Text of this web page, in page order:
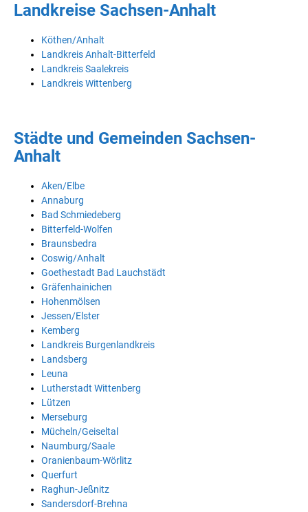
Landkreise Sachsen-Anhalt
Köthen/Anhalt
Landkreis Anhalt-Bitterfeld
Landkreis Saalekreis
Landkreis Wittenberg
Städte und Gemeinden Sachsen-
Anhalt
Aken/Elbe
Annaburg
Bad Schmiedeberg
Bitterfeld-Wolfen
Braunsbedra
Coswig/Anhalt
Goethestadt Bad Lauchstädt
Gräfenhainichen
Hohenmölsen
Jessen/Elster
Kemberg
Landkreis Burgenlandkreis
Landsberg
Leuna
Lutherstadt Wittenberg
Lützen
Merseburg
Mücheln/Geiseltal
Naumburg/Saale
Oranienbaum-Wörlitz
Querfurt
Raghun-Jeßnitz
Sandersdorf-Brehna